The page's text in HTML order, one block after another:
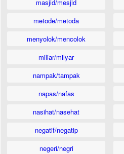
masjid/mesjid
metode/metoda
menyolok/mencolok
miliar/milyar
nampak/tampak
napas/nafas
nasihat/nasehat
negatif/negatip
negeri/negri